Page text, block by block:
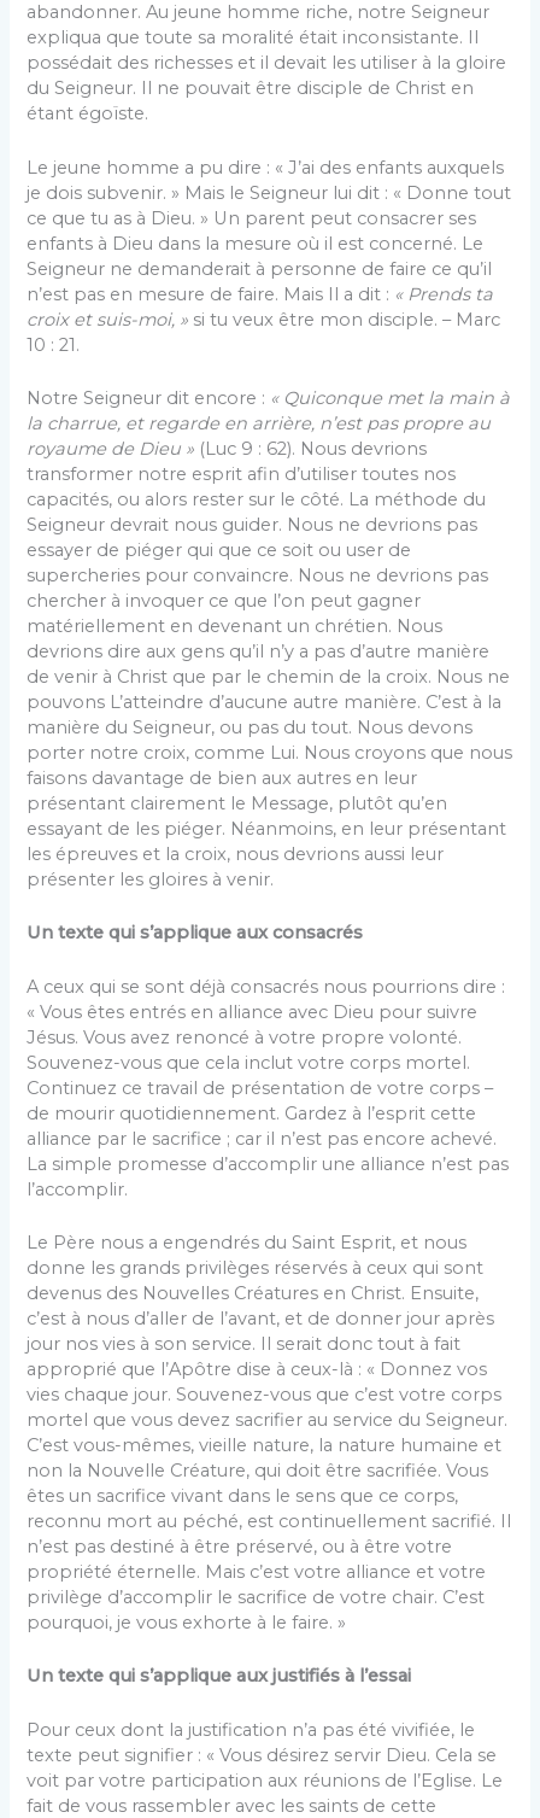
abandonner. Au jeune homme riche, notre Seigneur
expliqua que toute sa moralité était inconsistante. Il
possédait des richesses et il devait les utiliser à la gloire
du Seigneur. Il ne pouvait être disciple de Christ en
étant égoïste.
Le jeune homme a pu dire : « J’ai des enfants auxquels
je dois subvenir. » Mais le Seigneur lui dit : « Donne tout
ce que tu as à Dieu. » Un parent peut consacrer ses
enfants à Dieu dans la mesure où il est concerné. Le
Seigneur ne demanderait à personne de faire ce qu’il
n’est pas en mesure de faire. Mais Il a dit : « Prends ta
croix et suis-moi, » si tu veux être mon disciple. – Marc
10 : 21.
Notre Seigneur dit encore : « Quiconque met la main à
la charrue, et regarde en arrière, n’est pas propre au
royaume de Dieu » (Luc 9 : 62). Nous devrions
transformer notre esprit afin d’utiliser toutes nos
capacités, ou alors rester sur le côté. La méthode du
Seigneur devrait nous guider. Nous ne devrions pas
essayer de piéger qui que ce soit ou user de
supercheries pour convaincre. Nous ne devrions pas
chercher à invoquer ce que l’on peut gagner
matériellement en devenant un chrétien. Nous
devrions dire aux gens qu’il n’y a pas d’autre manière
de venir à Christ que par le chemin de la croix. Nous ne
pouvons L’atteindre d’aucune autre manière. C’est à la
manière du Seigneur, ou pas du tout. Nous devons
porter notre croix, comme Lui. Nous croyons que nous
faisons davantage de bien aux autres en leur
présentant clairement le Message, plutôt qu’en
essayant de les piéger. Néanmoins, en leur présentant
les épreuves et la croix, nous devrions aussi leur
présenter les gloires à venir.
Un texte qui s’applique aux consacrés
A ceux qui se sont déjà consacrés nous pourrions dire :
« Vous êtes entrés en alliance avec Dieu pour suivre
Jésus. Vous avez renoncé à votre propre volonté.
Souvenez-vous que cela inclut votre corps mortel.
Continuez ce travail de présentation de votre corps –
de mourir quotidiennement. Gardez à l’esprit cette
alliance par le sacrifice ; car il n’est pas encore achevé.
La simple promesse d’accomplir une alliance n’est pas
l’accomplir.
Le Père nous a engendrés du Saint Esprit, et nous
donne les grands privilèges réservés à ceux qui sont
devenus des Nouvelles Créatures en Christ. Ensuite,
c’est à nous d’aller de l’avant, et de donner jour après
jour nos vies à son service. Il serait donc tout à fait
approprié que l’Apôtre dise à ceux-là : « Donnez vos
vies chaque jour. Souvenez-vous que c’est votre corps
mortel que vous devez sacrifier au service du Seigneur.
C’est vous-mêmes, vieille nature, la nature humaine et
non la Nouvelle Créature, qui doit être sacrifiée. Vous
êtes un sacrifice vivant dans le sens que ce corps,
reconnu mort au péché, est continuellement sacrifié. Il
n’est pas destiné à être préservé, ou à être votre
propriété éternelle. Mais c’est votre alliance et votre
privilège d’accomplir le sacrifice de votre chair. C’est
pourquoi, je vous exhorte à le faire. »
Un texte qui s’applique aux justifiés à l’essai
Pour ceux dont la justification n’a pas été vivifiée, le
texte peut signifier : « Vous désirez servir Dieu. Cela se
voit par votre participation aux réunions de l’Eglise. Le
fait de vous rassembler avec les saints de cette